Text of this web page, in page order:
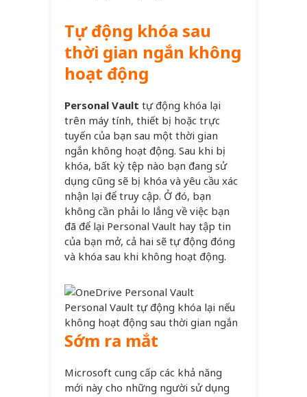
Tự động khóa sau
thời gian ngắn không
hoạt động
Personal Vault tự động khóa lại
trên máy tính, thiết bị hoặc trực
tuyến của bạn sau một thời gian
ngắn không hoạt động. Sau khi bị
khóa, bất kỳ tệp nào bạn đang sử
dụng cũng sẽ bị khóa và yêu cầu xác
nhận lại để truy cập. Ở đó, bạn
không cần phải lo lắng về việc bạn
đã để lại Personal Vault hay tập tin
của bạn mở, cả hai sẽ tự động đóng
và khóa sau khi không hoạt động.
Personal Vault tự động khóa lại nếu
không hoạt động sau thời gian ngắn
Sớm ra mắt
Microsoft cung cấp các khả năng
mới này cho những người sử dụng